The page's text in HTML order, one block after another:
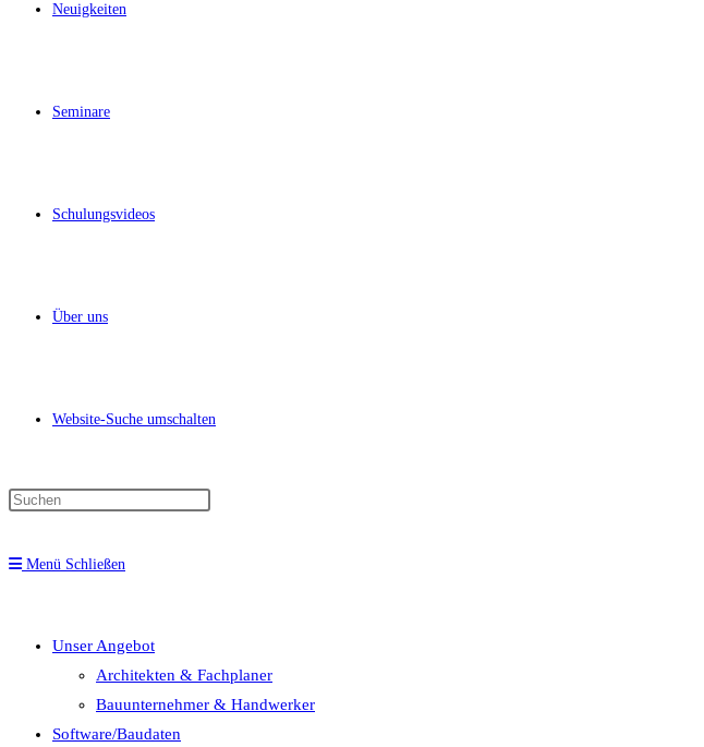
Neuigkeiten
Seminare
Schulungsvideos
Über uns
Website-Suche umschalten
Menü Schließen
Unser Angebot
Architekten & Fachplaner
Bauunternehmer & Handwerker
Software/Baudaten